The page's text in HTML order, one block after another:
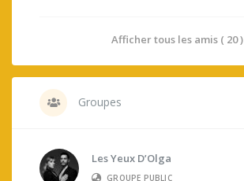
Afficher tous les amis ( 20 )
Groupes
Les Yeux D’Olga
GROUPE PUBLIC